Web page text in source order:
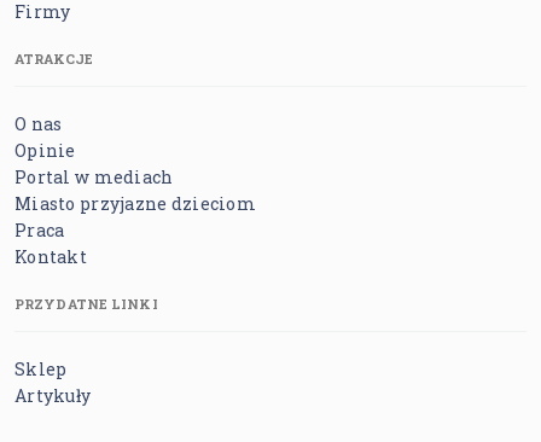
Firmy
ATRAKCJE
O nas
Opinie
Portal w mediach
Miasto przyjazne dzieciom
Praca
Kontakt
PRZYDATNE LINKI
Sklep
Artykuły